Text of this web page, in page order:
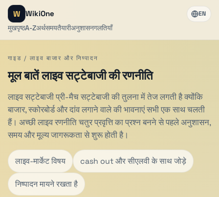
W WikiOne
मुखपृष्ठA-Zअर्थसमयतैयारीअनुशासनगलतियाँ
EN
गाइड / लाइव बाजार और निष्पादन
मूल बातें लाइव सट्टेबाजी की रणनीति
लाइव सट्टेबाजी प्री-मैच सट्टेबाजी की तुलना में तेज लगती है क्योंकि
बाजार, स्कोरबोर्ड और दांव लगाने वाले की भावनाएं सभी एक साथ चलती
हैं। अच्छी लाइव रणनीति चतुर प्रवृत्ति का प्रश्न बनने से पहले अनुशासन,
समय और मूल्य जागरूकता से शुरू होती है।
लाइव-मार्केट विषय cash out और सीएलवी के साथ जोड़े
निष्पादन मायने रखता है